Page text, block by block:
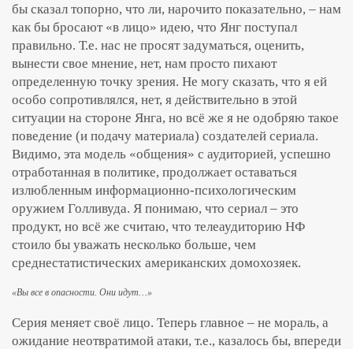
бы сказал топорно, что ли, нарочито показательно, – нам
как бы бросают «в лицо» идею, что Янг поступал
правильно. Т.е. нас не просят задуматься, оценить,
вынести свое мнение, нет, нам просто пихают
определенную точку зрения. Не могу сказать, что я ей
особо сопротивлялся, нет, я действительно в этой
ситуации на стороне Янга, но всё же я не одобряю такое
поведение (и подачу материала) создателей сериала.
Видимо, эта модель «общения» с аудиторией, успешно
отработанная в политике, продолжает оставаться
излюбленным информационно-психологическим
оружием Голливуда. Я понимаю, что сериал – это
продукт, но всё же считаю, что телеаудиторию НФ
стоило бы уважать несколько больше, чем
среднестатистических американских домохозяек.
«Вы все в опасности. Они идут…»
Серия меняет своё лицо. Теперь главное – не мораль, а
ожидание неотвратимой атаки, т.е., казалось бы, впереди